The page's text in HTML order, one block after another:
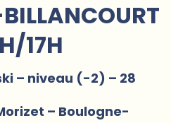
17H
– niveau (-2) – 28
– Boulogne-